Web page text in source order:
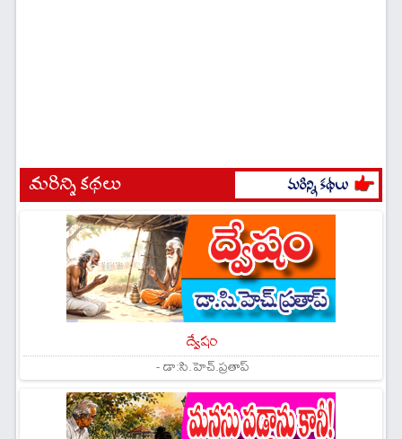
మరిన్ని కథలు
ద్వేషం
- డా:సి.హెచ్.ప్రతాప్